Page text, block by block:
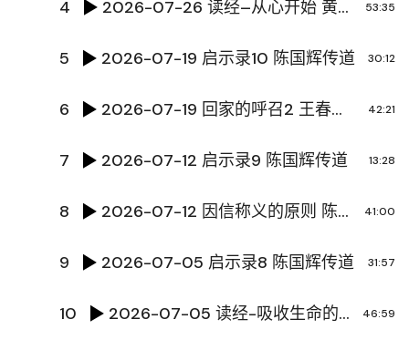
4 2026-07-26 读经–从心开始 黄文超牧师 53:35
5 2026-07-19 启示录10 陈国辉传道 30:12
6 2026-07-19 回家的呼召2 王春安牧师 42:21
7 2026-07-12 启示录9 陈国辉传道 13:28
8 2026-07-12 因信称义的原则 陈国辉传道 41:00
9 2026-07-05 启示录8 陈国辉传道 31:57
10 2026-07-05 读经-吸收生命的营养 黄文超牧师 46:59